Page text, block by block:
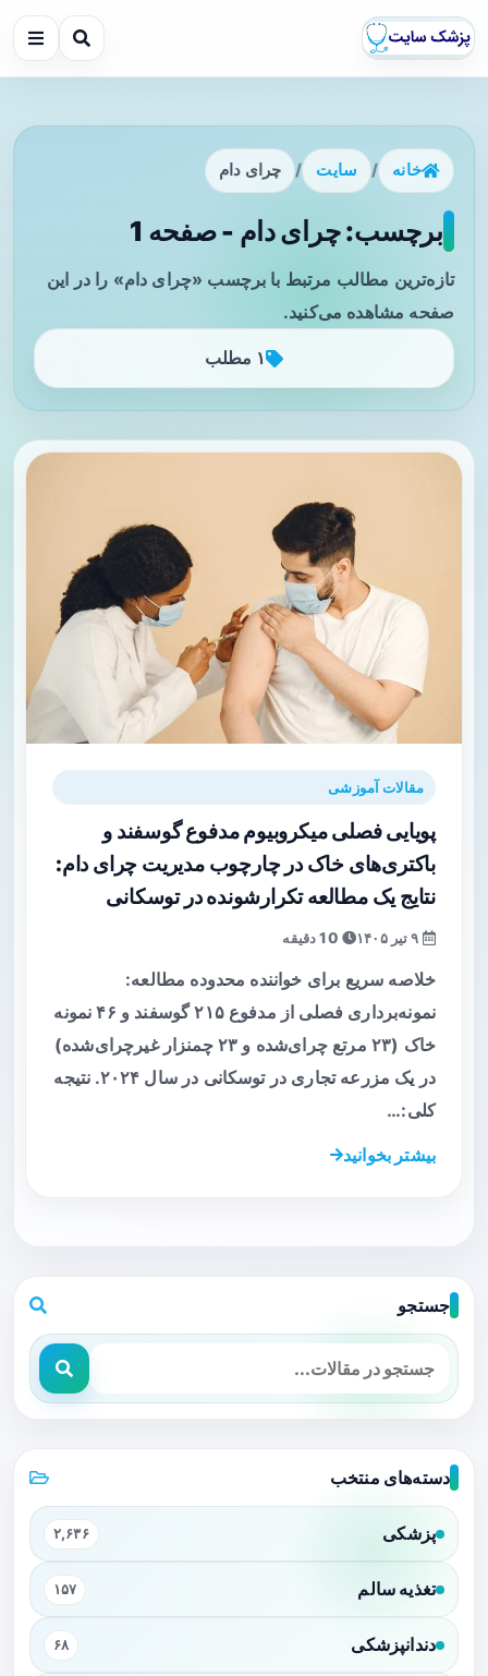
خانه / سایت / چرای دام
برچسب: چرای دام - صفحه 1
تازه‌ترین مطالب مرتبط با برچسب «چرای دام» را در این
صفحه مشاهده می‌کنید.
۱ مطلب
مقالات آموزشی
پویایی فصلی میکروبیوم مدفوع گوسفند و
باکتری‌های خاک در چارچوب مدیریت چرای دام:
نتایج یک مطالعه تکرارشونده در توسکانی
خلاصه سریع برای خواننده محدوده مطالعه:
نمونه‌برداری فصلی از مدفوع ۲۱۵ گوسفند و ۴۶ نمونه
خاک (۲۳ مرتع چرای‌شده و ۲۳ چمنزار غیرچرای‌شده)
در یک مزرعه تجاری در توسکانی در سال ۲۰۲۴. نتیجه
کلی:…
بیشتر بخوانید
جستجو
دسته‌های منتخب
پزشکی ۲,۶۳۶
تغذیه سالم ۱۵۷
دندانپزشکی ۶۸